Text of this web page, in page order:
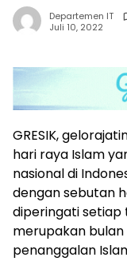
Departemen IT
Juli 10, 2022
GRESIK,
hari raya Islam
nasional di
dengan sebutan
diperingati setiap
merupakan
penanggalan